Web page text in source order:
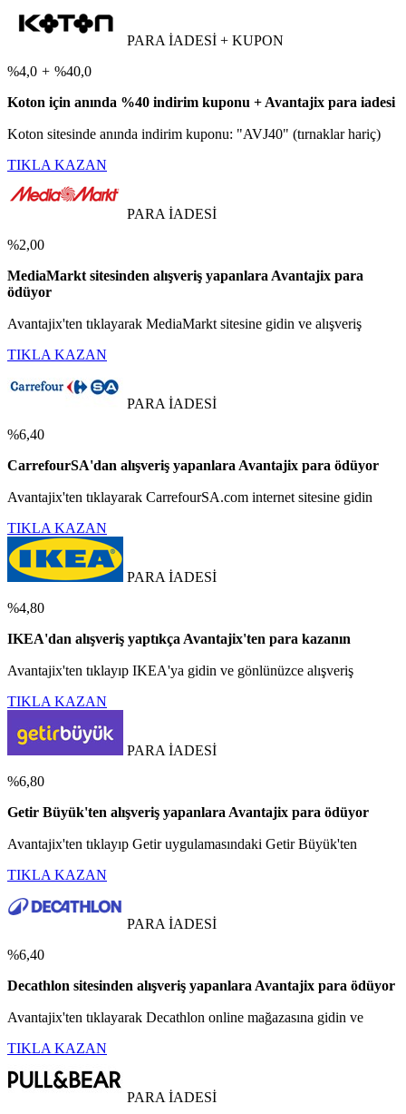
PARA İADESİ + KUPON
%4,0 + %40,0
Koton için anında %40 indirim kuponu + Avantajix para iadesi
Koton sitesinde anında indirim kuponu: "AVJ40" (tırnaklar hariç)
TIKLA KAZAN
PARA İADESİ
%2,00
MediaMarkt sitesinden alışveriş yapanlara Avantajix para
ödüyor
Avantajix'ten tıklayarak MediaMarkt sitesine gidin ve alışveriş
TIKLA KAZAN
PARA İADESİ
%6,40
CarrefourSA'dan alışveriş yapanlara Avantajix para ödüyor
Avantajix'ten tıklayarak CarrefourSA.com internet sitesine gidin
TIKLA KAZAN
PARA İADESİ
%4,80
IKEA'dan alışveriş yaptıkça Avantajix'ten para kazanın
Avantajix'ten tıklayıp IKEA'ya gidin ve gönlünüzce alışveriş
TIKLA KAZAN
PARA İADESİ
%6,80
Getir Büyük'ten alışveriş yapanlara Avantajix para ödüyor
Avantajix'ten tıklayıp Getir uygulamasındaki Getir Büyük'ten
TIKLA KAZAN
PARA İADESİ
%6,40
Decathlon sitesinden alışveriş yapanlara Avantajix para ödüyor
Avantajix'ten tıklayarak Decathlon online mağazasına gidin ve
TIKLA KAZAN
PARA İADESİ